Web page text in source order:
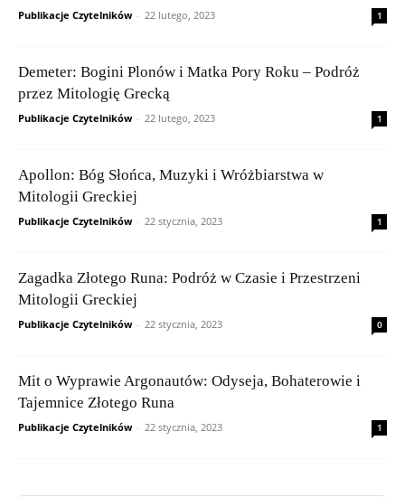
Publikacje Czytelników - 22 lutego, 2023 1
Demeter: Bogini Plonów i Matka Pory Roku – Podróż
przez Mitologię Grecką
Publikacje Czytelników - 22 lutego, 2023 1
Apollon: Bóg Słońca, Muzyki i Wróżbiarstwa w
Mitologii Greckiej
Publikacje Czytelników - 22 stycznia, 2023 1
Zagadka Złotego Runa: Podróż w Czasie i Przestrzeni
Mitologii Greckiej
Publikacje Czytelników - 22 stycznia, 2023 0
Mit o Wyprawie Argonautów: Odyseja, Bohaterowie i
Tajemnice Złotego Runa
Publikacje Czytelników - 22 stycznia, 2023 1